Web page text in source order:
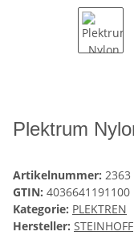
Plektrum
Artikelnummer: 2363
GTIN: 4036641191100
Kategorie: PLEKTREN
Hersteller: STEINHOFF